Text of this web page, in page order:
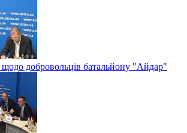
щодо добровольців батальйону "Айдар"